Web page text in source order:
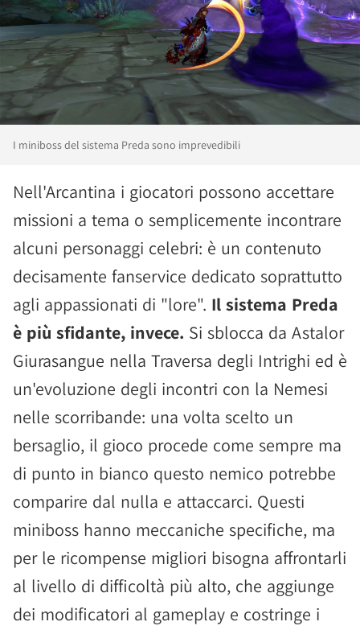
I miniboss del sistema Preda sono imprevedibili
Nell'Arcantina i giocatori possono accettare
missioni a tema o semplicemente incontrare
alcuni personaggi celebri: è un contenuto
decisamente fanservice dedicato soprattutto
agli appassionati di "lore". Il sistema Preda
è più sfidante, invece. Si sblocca da Astalor
Giurasangue nella Traversa degli Intrighi ed è
un'evoluzione degli incontri con la Nemesi
nelle scorribande: una volta scelto un
bersaglio, il gioco procede come sempre ma
di punto in bianco questo nemico potrebbe
comparire dal nulla e attaccarci. Questi
miniboss hanno meccaniche specifiche, ma
per le ricompense migliori bisogna affrontarli
al livello di difficoltà più alto, che aggiunge
dei modificatori al gameplay e costringe i